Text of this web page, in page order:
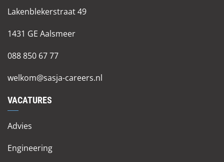
Lakenblekerstraat 49
1431 GE Aalsmeer
088 850 67 77
welkom@sasja-careers.nl
VACATURES
Advies
Engineering